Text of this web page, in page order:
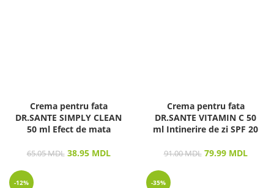
Crema pentru fata
DR.SANTE SIMPLY CLEAN
50 ml Efect de mata
65.05MDL 38.95 MDL
Crema pentru fata
DR.SANTE VITAMIN C 50
ml Intinerire de zi SPF 20
91.00MDL 79.99 MDL
-12% -35%